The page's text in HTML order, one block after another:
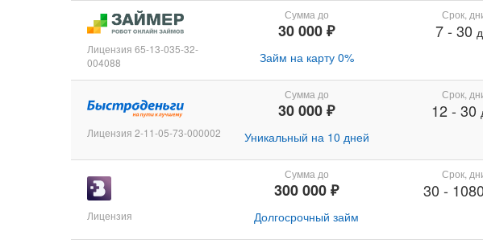
Лицензия 65-13-035-32-
004088
Сумма до
30 000 ₽
Займ на карту 0%
Срок,
7- 30
Лицензия 2-11-05-73-000002
Сумма до
30 000 ₽
Уникальный на 10 дней
Срок,
12- 30
Лицензия
Сумма до
300 000 ₽
Долгосрочный займ
Срок,
30 - 1080